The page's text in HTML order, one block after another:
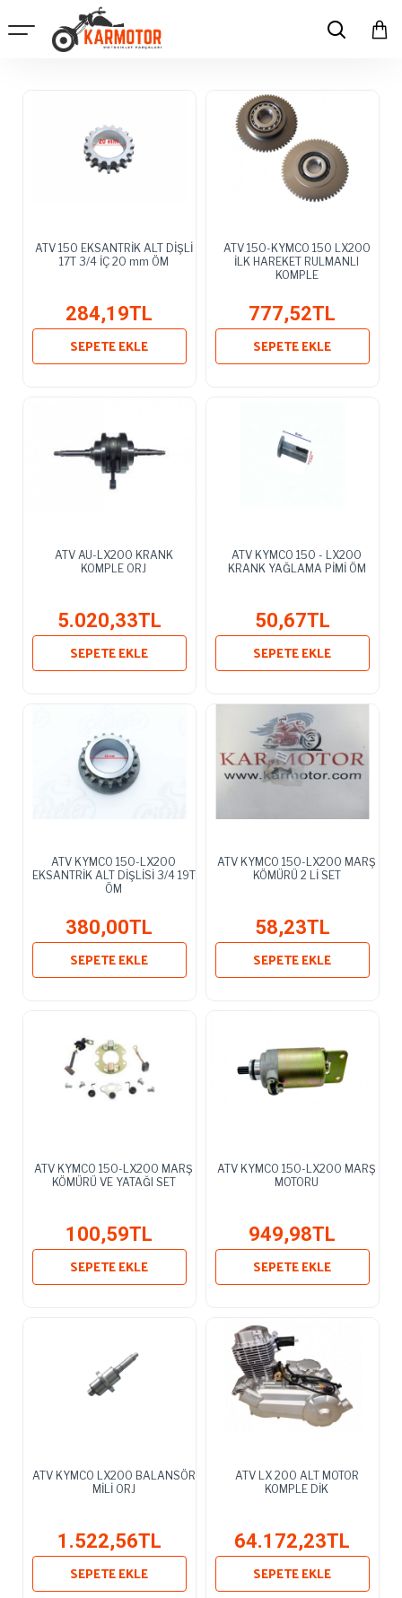
ATV 150 EKSANTRİK ALT DİŞLİ
17T 3/4 İÇ 20 mm ÖM
284,19TL
SEPETE EKLE
ATV 150-KYMCO 150 LX200
İLK HAREKET RULMANLI
KOMPLE
777,52TL
SEPETE EKLE
ATV AU-LX200 KRANK
KOMPLE ORJ
5.020,33TL
SEPETE EKLE
ATV KYMCO 150 - LX200
KRANK YAĞLAMA PİMİ ÖM
50,67TL
SEPETE EKLE
ATV KYMCO 150-LX200
EKSANTRİK ALT DİŞLİSİ 3/4 19T
ÖM
380,00TL
SEPETE EKLE
ATV KYMCO 150-LX200 MARŞ
KÖMÜRÜ 2 Lİ SET
58,23TL
SEPETE EKLE
ATV KYMCO 150-LX200 MARŞ
KÖMÜRÜ VE YATAĞI SET
100,59TL
SEPETE EKLE
ATV KYMCO 150-LX200 MARŞ
MOTORU
949,98TL
SEPETE EKLE
ATV KYMCO LX200 BALANSÖR
MİLİ ORJ
1.522,56TL
SEPETE EKLE
ATV LX 200 ALT MOTOR
KOMPLE DİK
64.172,23TL
SEPETE EKLE